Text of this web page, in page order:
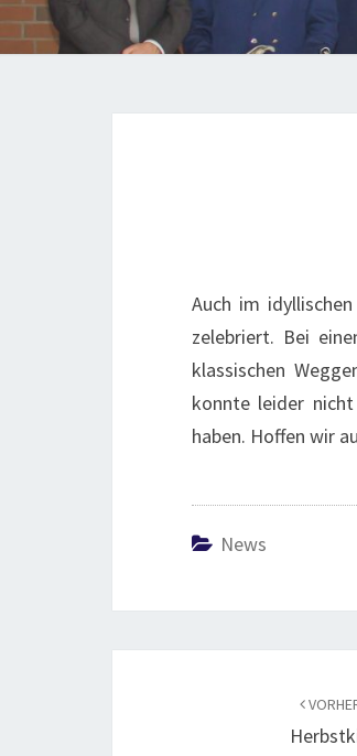
Auch im
zelebriert. Bei
klassischen
konnte leider
haben. Hoffen wir
News